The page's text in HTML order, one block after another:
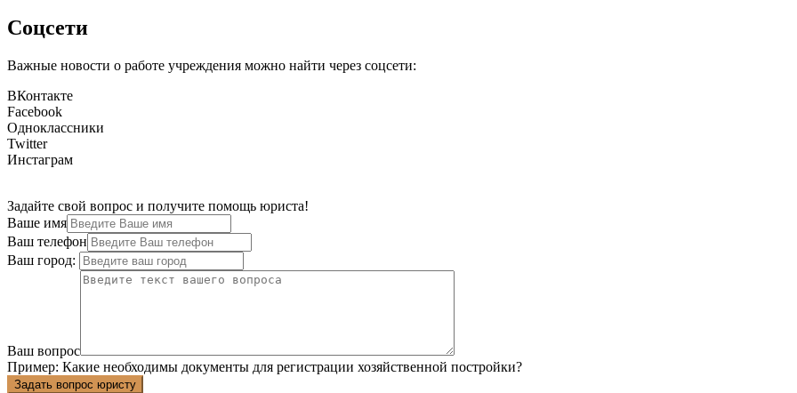
Соцсети
Важные новости о работе учреждения можно найти через соцсети:
ВКонтакте
Facebook
Одноклассники
Twitter
Инстаграм
Задайте свой вопрос и получите помощь юриста!
Ваше имя
Ваш телефон
Ваш город:
Ваш вопрос
Пример: Какие необходимы документы для регистрации хозяйственной постройки?
Задать вопрос юристу